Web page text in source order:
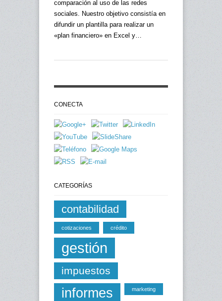
comparación al uso de las redes
sociales. Nuestro objetivo consistía en
difundir un plantilla para realizar un
«plan financiero» en Excel y…
CONECTA
CATEGORÍAS
contabilidad
cotizaciones crédito
gestión
impuestos
informes marketing